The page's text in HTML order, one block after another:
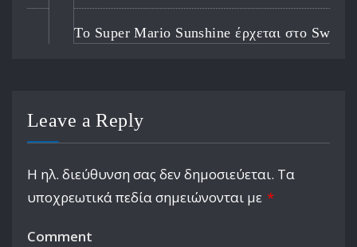
Το Super Mario Sunshine έρχεται στο Switch 2
Leave a Reply
Η ηλ. διεύθυνση σας δεν δημοσιεύεται. Τα
υποχρεωτικά πεδία σημειώνονται με *
Comment